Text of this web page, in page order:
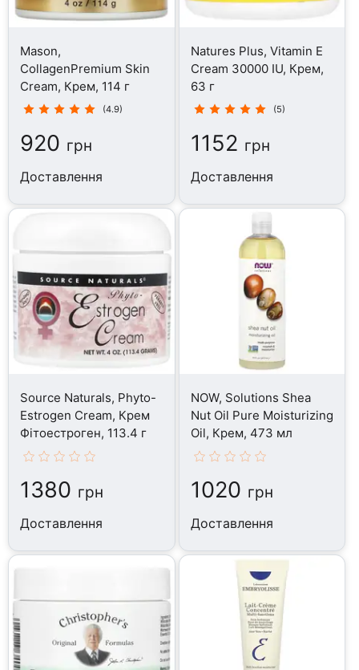
Mason,
CollagenPremium Skin
Cream, Крем, 114 г
(4.9)
920 грн
Доставлення
Natures Plus, Vitamin E
Cream 30000 IU, Крем,
63 г
(5)
1152 грн
Доставлення
Source Naturals, Phyto-
Estrogen Cream, Крем
Фітоестроген, 113.4 г
1380 грн
Доставлення
NOW, Solutions Shea
Nut Oil Pure Moisturizing
Oil, Крем, 473 мл
1020 грн
Доставлення